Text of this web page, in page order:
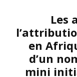
Les
en
d’un
mini